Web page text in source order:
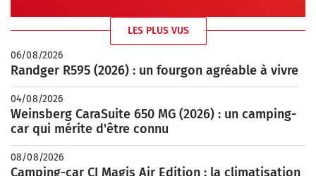
LES PLUS VUS
06/08/2026
Randger R595 (2026) : un fourgon agréable à vivre
04/08/2026
Weinsberg CaraSuite 650 MG (2026) : un camping-
car qui mérite d'être connu
08/08/2026
Camping-car CI Magis Air Edition : la climatisation